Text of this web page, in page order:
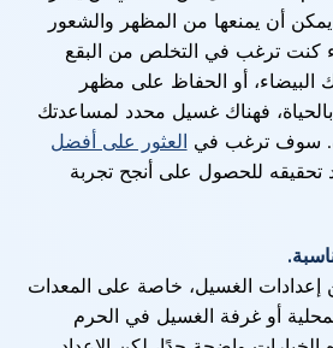
يمكن أن يمنعها من المظهر والشعور
كنت ترغب في التخلص من البقع
البيضاء، أو الحفاظ على مظهر
فهناك غسيل محدد لمساعدتك
سوف ترغب في العثور على أفضل
تحقيقه للحصول على أنجح تجربة
إعدادات الغسيل، خاصة على المعدات
أو غرفة الغسيل في الحرم